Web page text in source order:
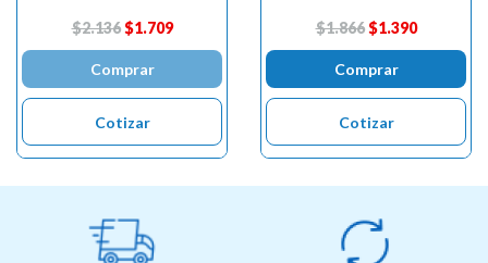
$2.136 $1.709
Comprar
Cotizar
$1.866 $1.390
Comprar
Cotizar